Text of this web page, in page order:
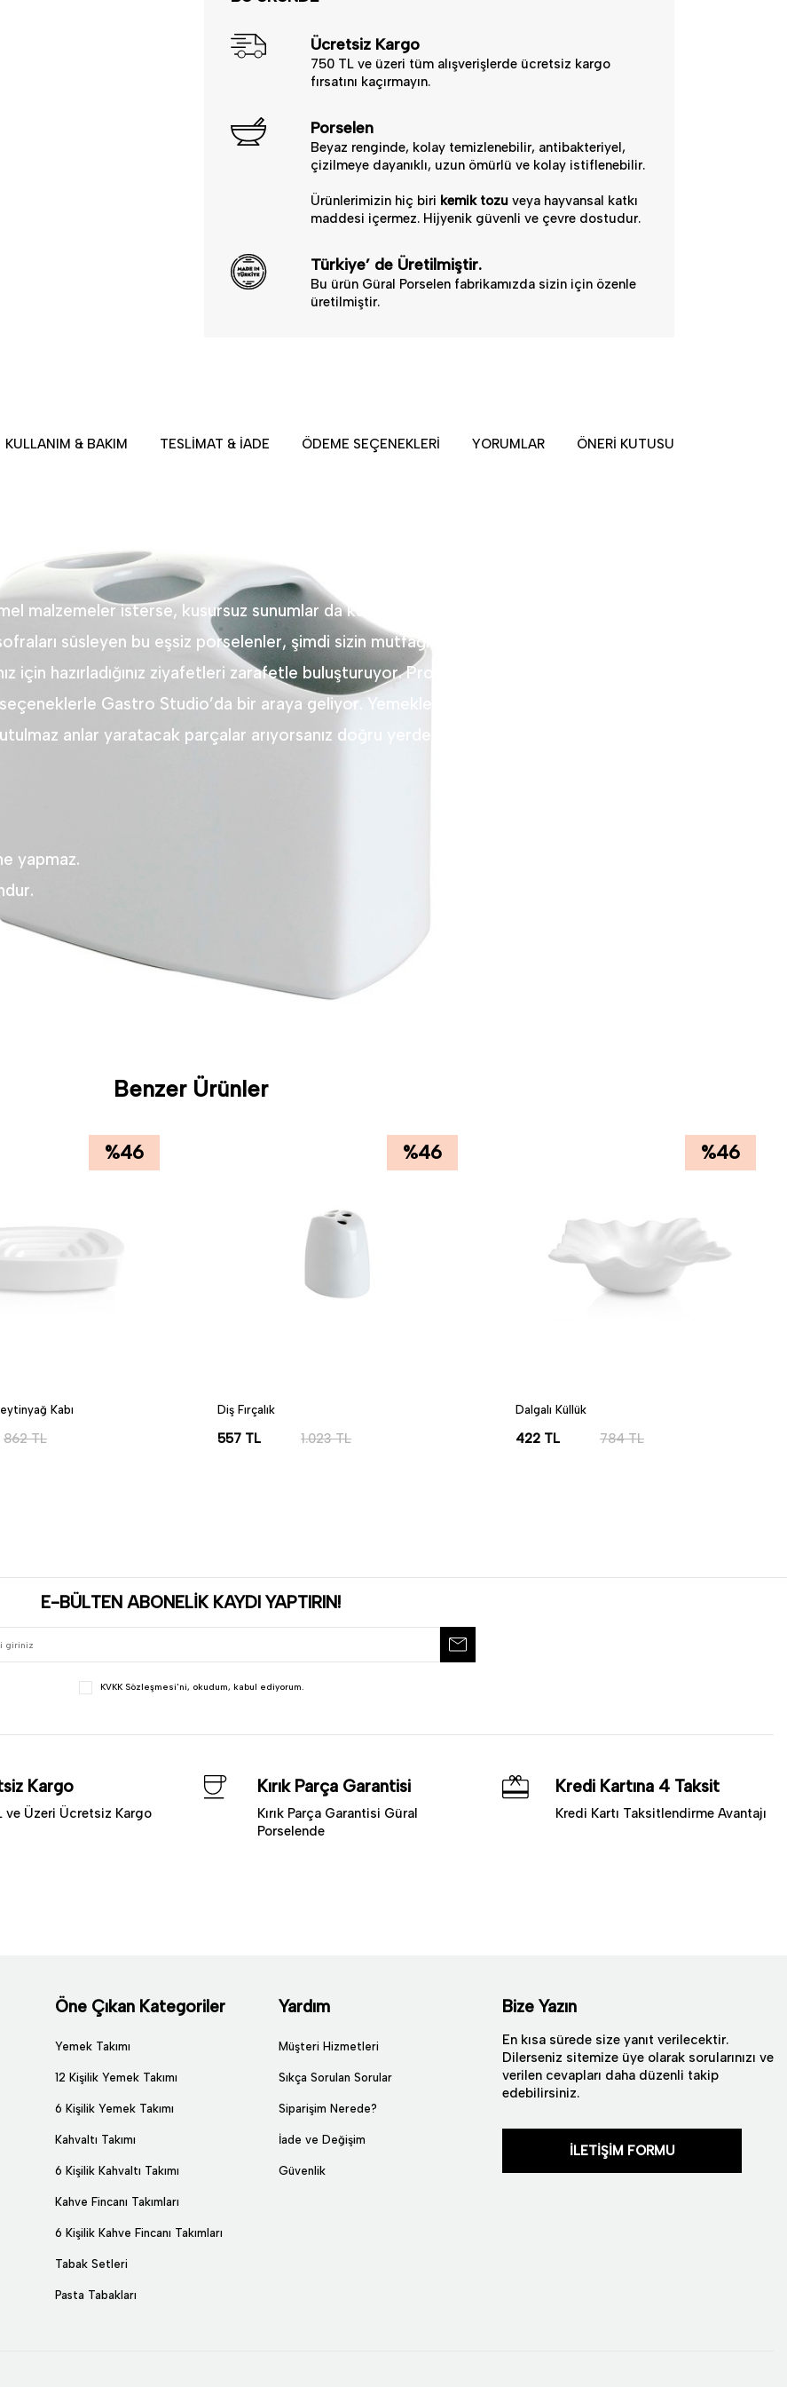
Ücretsiz Kargo
750 TL ve üzeri tüm alışverişlerde ücretsiz kargo
fırsatını kaçırmayın.
Porselen
Beyaz renginde, kolay temizlenebilir, antibakteriyel,
çizilmeye dayanıklı, uzun ömürlü ve kolay istiflenebilir.
Ürünlerimizin hiç biri kemik tozu veya hayvansal katkı
maddesi içermez. Hijyenik güvenli ve çevre dostudur.
Türkiye’ de Üretilmiştir.
Bu ürün Güral Porselen fabrikamızda sizin için özenle
üretilmiştir.
KULLANIM & BAKIM TESLIMAT & İADE ÖDEME SEÇENEKLERI YORUMLAR ÖNERI KUTUSU
malzemeler isterse, kusursuz sunumlar da kusursuz porselenler ister. Gastro Studio
süsleyen bu eşsiz porselenler, şimdi sizin mutfağınız için hazır. Dünya şeflerine
için hazırladığınız ziyafetleri zarafetle buluşturuyor. Profesyonellerin sofrada ihtiyaç
seçeneklerle Gastro Studio’da bir araya geliyor. Yemeklerinizi taçlandıracak, sofranıza
anlar yaratacak parçalar arıyorsanız doğru yerdesiniz.
yapmaz.
Benzer Ürünler
%46
Kabı
862TL
%46
Diş Fırçalık
557 TL 1.023TL
%46
Dalgalı Küllük
422 TL 784TL
E-BÜLTEN ABONELİK KAYDI YAPTIRIN!
KVKK Sözleşmesi'ni, okudum, kabul ediyorum.
Kargo
ve Üzeri Ücretsiz Kargo
Kırık Parça Garantisi
Kırık Parça Garantisi Güral
Porselende
Kredi Kartına 4 Taksit
Kredi Kartı Taksitlendirme Avantajı
Öne Çıkan Kategoriler
Yemek Takımı
12 Kişilik Yemek Takımı
6 Kişilik Yemek Takımı
Kahvaltı Takımı
6 Kişilik Kahvaltı Takımı
Kahve Fincanı Takımları
6 Kişilik Kahve Fincanı Takımları
Tabak Setleri
Pasta Tabakları
Yardım
Müşteri Hizmetleri
Sıkça Sorulan Sorular
Siparişim Nerede?
İade ve Değişim
Güvenlik
Bize Yazın
En kısa sürede size yanıt verilecektir.
Dilerseniz sitemize üye olarak sorularınızı ve
verilen cevapları daha düzenli takip
edebilirsiniz.
İLETİŞİM FORMU